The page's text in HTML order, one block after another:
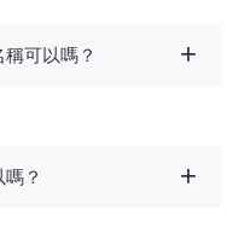
可以嗎？
？